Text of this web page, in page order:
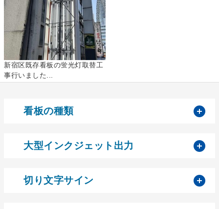
新宿区既存看板の蛍光灯取替工
事行いました...
看板の種類
大型インクジェット出力
切り文字サイン